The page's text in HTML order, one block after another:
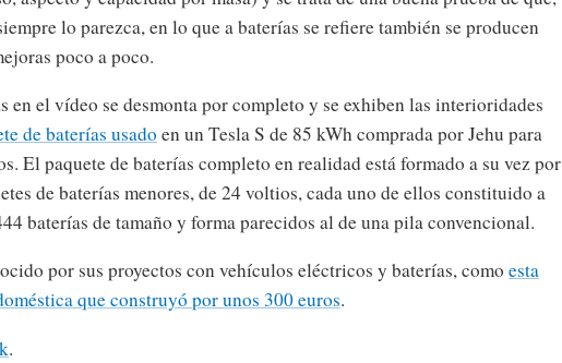
lo parezca, en lo que a baterías se refiere también se producen
poco a poco.
en el vídeo se desmonta por completo y se exhiben las interioridades
de baterías usado en un Tesla S de 85 kWh comprada por Jehu para
El paquete de baterías completo en realidad está formado a su vez por
de baterías menores, de 24 voltios, cada uno de ellos constituido a
baterías de tamaño y forma parecidos al de una pila convencional.
por sus proyectos con vehículos eléctricos y baterías, como esta
que construyó por unos 300 euros.
.